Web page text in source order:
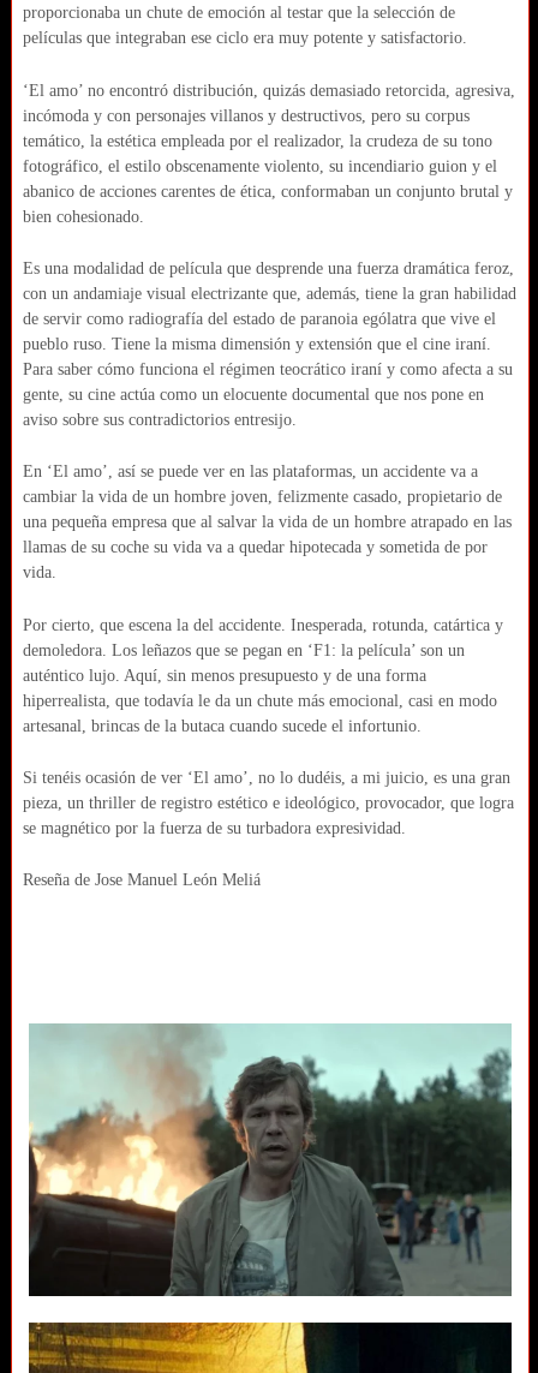
proporcionaba un chute de emoción al testar que la selección de
películas que integraban ese ciclo era muy potente y satisfactorio.
‘El amo’ no encontró distribución, quizás demasiado retorcida, agresiva,
incómoda y con personajes villanos y destructivos, pero su corpus
temático, la estética empleada por el realizador, la crudeza de su tono
fotográfico, el estilo obscenamente violento, su incendiario guion y el
abanico de acciones carentes de ética, conformaban un conjunto brutal y
bien cohesionado.
Es una modalidad de película que desprende una fuerza dramática feroz,
con un andamiaje visual electrizante que, además, tiene la gran habilidad
de servir como radiografía del estado de paranoia ególatra que vive el
pueblo ruso. Tiene la misma dimensión y extensión que el cine iraní.
Para saber cómo funciona el régimen teocrático iraní y como afecta a su
gente, su cine actúa como un elocuente documental que nos pone en
aviso sobre sus contradictorios entresijo.
En ‘El amo’, así se puede ver en las plataformas, un accidente va a
cambiar la vida de un hombre joven, felizmente casado, propietario de
una pequeña empresa que al salvar la vida de un hombre atrapado en las
llamas de su coche su vida va a quedar hipotecada y sometida de por
vida.
Por cierto, que escena la del accidente. Inesperada, rotunda, catártica y
demoledora. Los leñazos que se pegan en ‘F1: la película’ son un
auténtico lujo. Aquí, sin menos presupuesto y de una forma
hiperrealista, que todavía le da un chute más emocional, casi en modo
artesanal, brincas de la butaca cuando sucede el infortunio.
Si tenéis ocasión de ver ‘El amo’, no lo dudéis, a mi juicio, es una gran
pieza, un thriller de registro estético e ideológico, provocador, que logra
se magnético por la fuerza de su turbadora expresividad.
Reseña de Jose Manuel León Meliá